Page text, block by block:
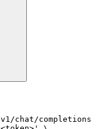
chat/completions \